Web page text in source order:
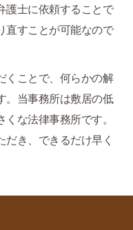
護士に依頼することで
直すことが可能なので
くことで、何らかの解
。当事務所は敷居の低
な法律事務所です。
だき、できるだけ早く